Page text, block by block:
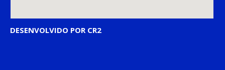
DESENVOLVIDO POR CR2